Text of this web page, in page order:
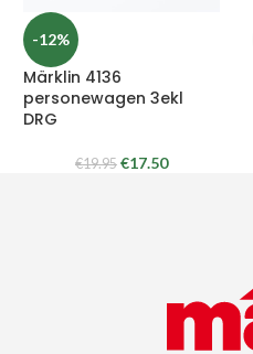
-12%
Märklin 4136
personewagen 3ekl
DRG
€19.95 €17.50